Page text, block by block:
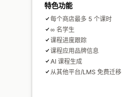
特色功能
每个商店最多 5 个课时
∞ 名学生
课程进度跟踪
课程应用品牌信息
AI 课程生成
从其他平台/LMS 免费迁移